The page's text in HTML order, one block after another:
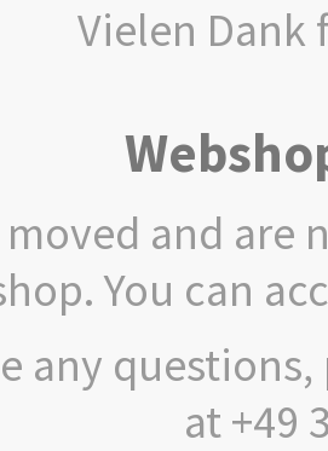
Vielen Dank
moved and
You can
any
at +49